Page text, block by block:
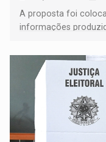
A proposta foi
informações